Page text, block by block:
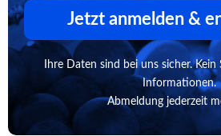
Jetzt anmelden &
Ihre Daten sind bei uns sicher.
Informationen.
Abmeldung jederzeit